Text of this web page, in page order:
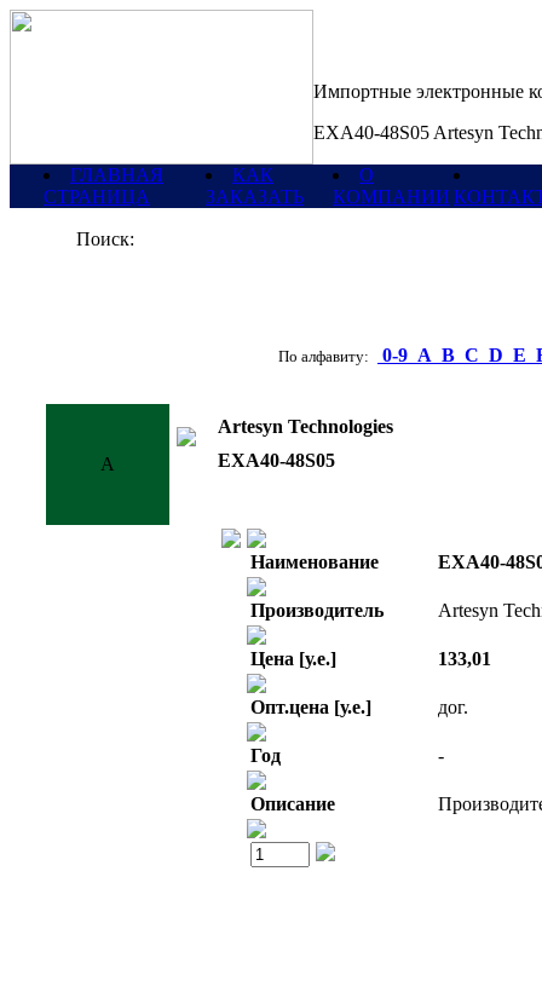
Импортные электронные
EXA40-48S05 Artesyn
ГЛАВНАЯ
СТРАНИЦА
КАК
ЗАКАЗАТЬ
О
КОМПАНИИ
Поиск:
По алфавиту: 0-9 A B C D E
A
Artesyn Technologies
EXA40-48S05
Наименование EXA40-
Производитель Artesyn
Цена [у.е.] 133,01
Опт.цена [у.е.] дог.
Год -
Описание